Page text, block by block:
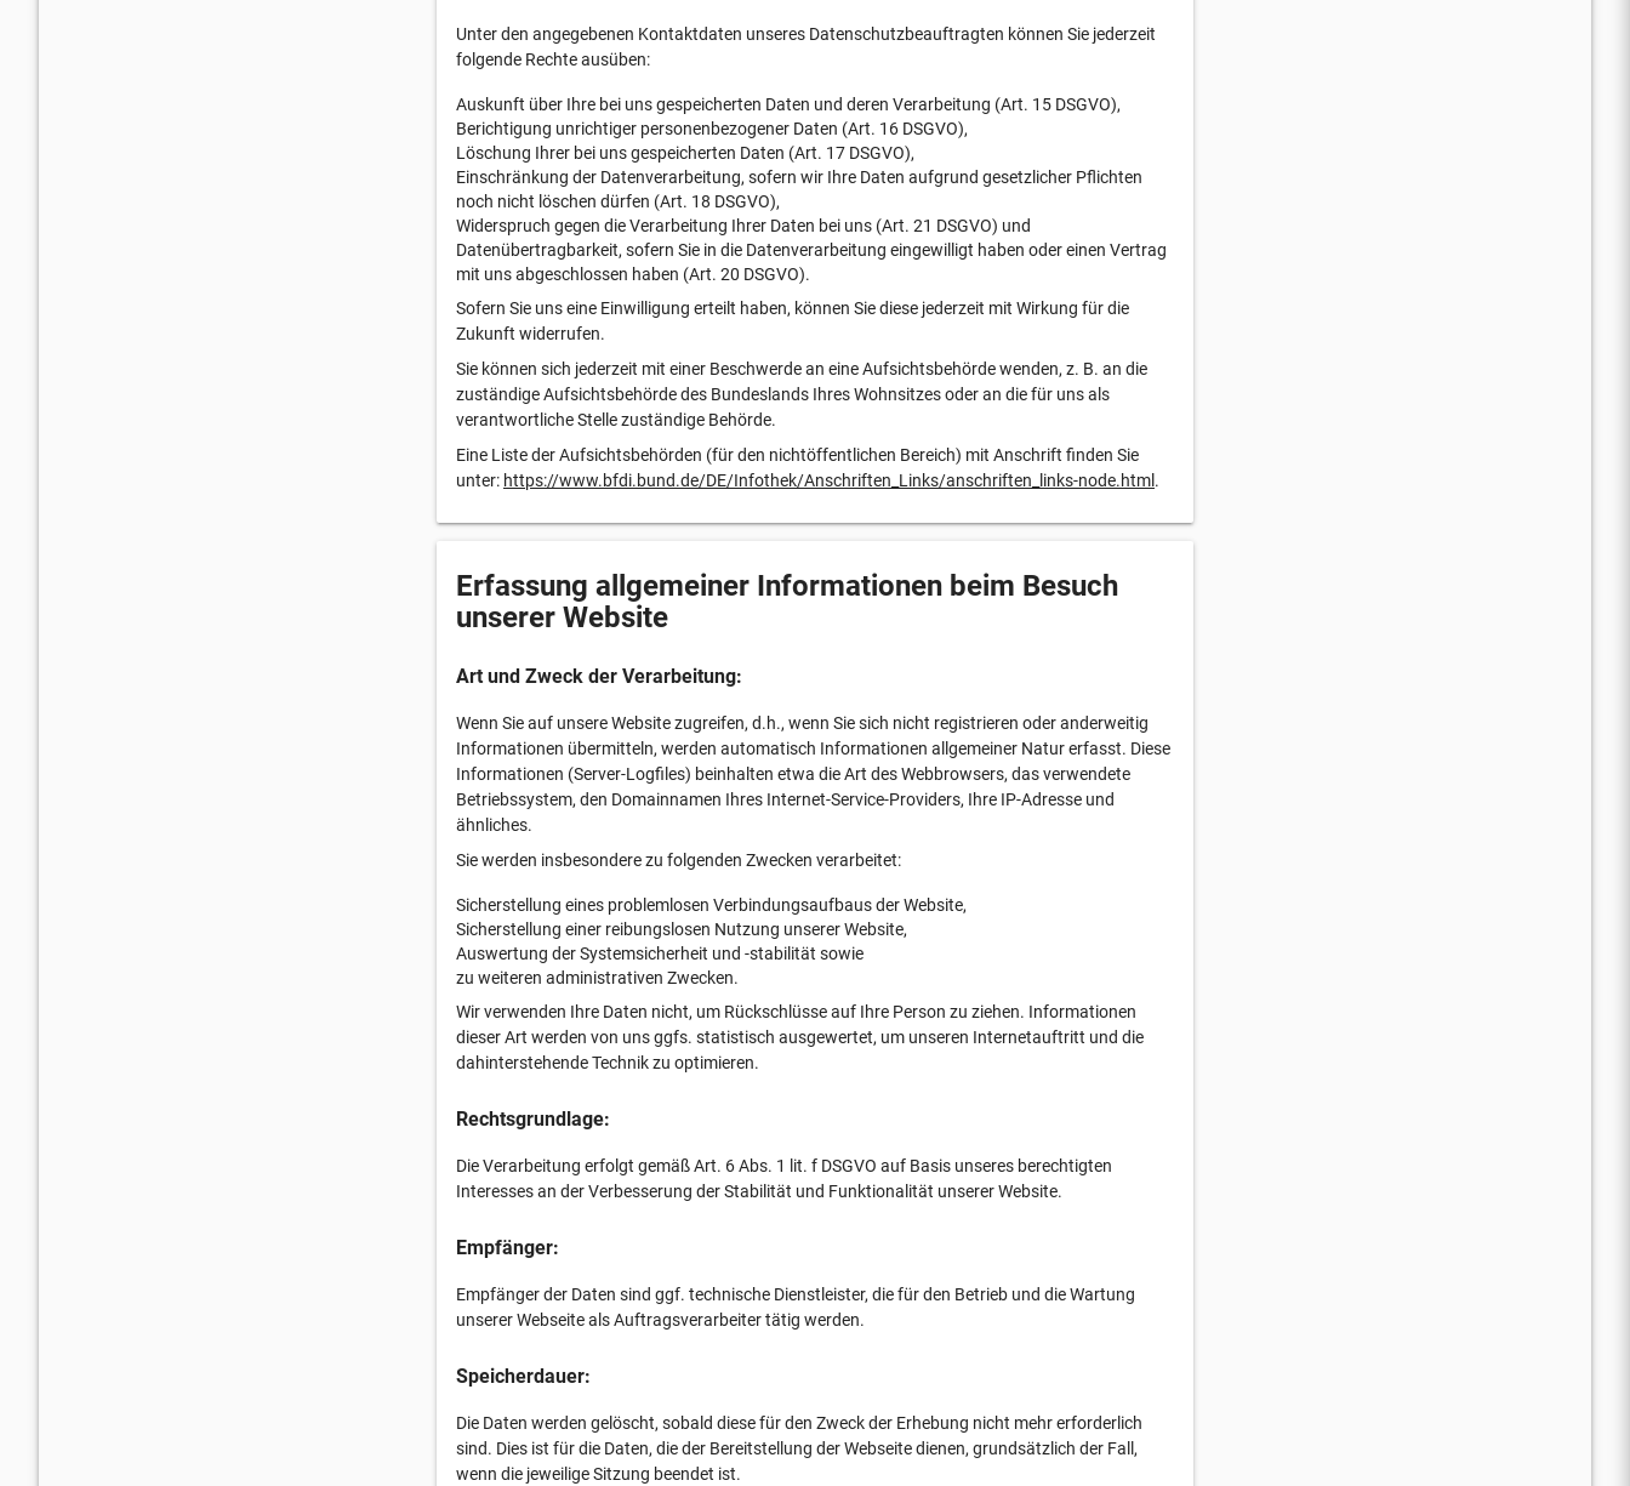
Unter den angegebenen Kontaktdaten unseres Datenschutzbeauftragten können Sie jederzeit
folgende Rechte ausüben:
Auskunft über Ihre bei uns gespeicherten Daten und deren Verarbeitung (Art. 15 DSGVO),
Berichtigung unrichtiger personenbezogener Daten (Art. 16 DSGVO),
Löschung Ihrer bei uns gespeicherten Daten (Art. 17 DSGVO),
Einschränkung der Datenverarbeitung, sofern wir Ihre Daten aufgrund gesetzlicher Pflichten
noch nicht löschen dürfen (Art. 18 DSGVO),
Widerspruch gegen die Verarbeitung Ihrer Daten bei uns (Art. 21 DSGVO) und
Datenübertragbarkeit, sofern Sie in die Datenverarbeitung eingewilligt haben oder einen Vertrag
mit uns abgeschlossen haben (Art. 20 DSGVO).
Sofern Sie uns eine Einwilligung erteilt haben, können Sie diese jederzeit mit Wirkung für die
Zukunft widerrufen.
Sie können sich jederzeit mit einer Beschwerde an eine Aufsichtsbehörde wenden, z. B. an die
zuständige Aufsichtsbehörde des Bundeslands Ihres Wohnsitzes oder an die für uns als
verantwortliche Stelle zuständige Behörde.
Eine Liste der Aufsichtsbehörden (für den nichtöffentlichen Bereich) mit Anschrift finden Sie
unter: https://www.bfdi.bund.de/DE/Infothek/Anschriften_Links/anschriften_links-node.html.
Erfassung allgemeiner Informationen beim Besuch
unserer Website
Art und Zweck der Verarbeitung:
Wenn Sie auf unsere Website zugreifen, d.h., wenn Sie sich nicht registrieren oder anderweitig
Informationen übermitteln, werden automatisch Informationen allgemeiner Natur erfasst. Diese
Informationen (Server-Logfiles) beinhalten etwa die Art des Webbrowsers, das verwendete
Betriebssystem, den Domainnamen Ihres Internet-Service-Providers, Ihre IP-Adresse und
ähnliches.
Sie werden insbesondere zu folgenden Zwecken verarbeitet:
Sicherstellung eines problemlosen Verbindungsaufbaus der Website,
Sicherstellung einer reibungslosen Nutzung unserer Website,
Auswertung der Systemsicherheit und -stabilität sowie
zu weiteren administrativen Zwecken.
Wir verwenden Ihre Daten nicht, um Rückschlüsse auf Ihre Person zu ziehen. Informationen
dieser Art werden von uns ggfs. statistisch ausgewertet, um unseren Internetauftritt und die
dahinterstehende Technik zu optimieren.
Rechtsgrundlage:
Die Verarbeitung erfolgt gemäß Art. 6 Abs. 1 lit. f DSGVO auf Basis unseres berechtigten
Interesses an der Verbesserung der Stabilität und Funktionalität unserer Website.
Empfänger:
Empfänger der Daten sind ggf. technische Dienstleister, die für den Betrieb und die Wartung
unserer Webseite als Auftragsverarbeiter tätig werden.
Speicherdauer:
Die Daten werden gelöscht, sobald diese für den Zweck der Erhebung nicht mehr erforderlich
sind. Dies ist für die Daten, die der Bereitstellung der Webseite dienen, grundsätzlich der Fall,
wenn die jeweilige Sitzung beendet ist.